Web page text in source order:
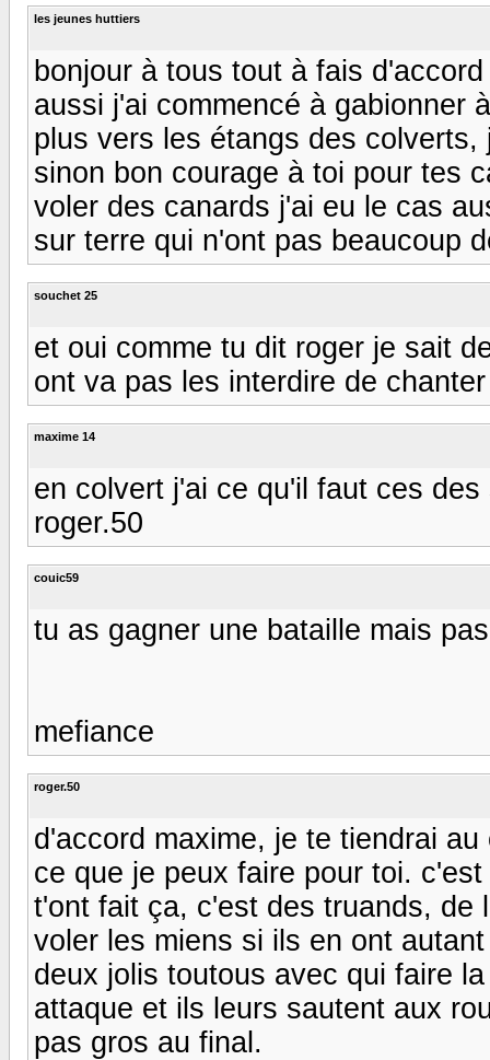
les jeunes huttiers
bonjour à tous tout à fais
aussi j'ai commencé à gabionner
plus vers les étangs des
sinon bon courage à toi pour tes
voler des canards j'ai eu le cas
sur terre qui n'ont pas beaucoup
souchet 25
et oui comme tu dit roger je sait
ont va pas les interdire de
maxime 14
en colvert j'ai ce qu'il faut ces
roger.50
couic59
tu as gagner une bataille mais
mefiance
roger.50
d'accord maxime, je te tiendrai
ce que je peux faire pour toi.
t'ont fait ça, c'est des truands, de
voler les miens si ils en ont
deux jolis toutous avec qui faire
attaque et ils leurs sautent aux
pas gros au final.